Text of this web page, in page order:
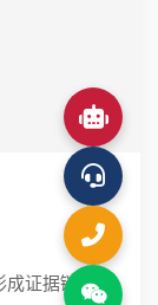
证据链起诉